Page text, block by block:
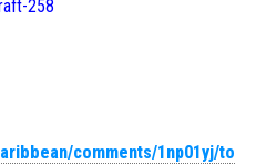
258
comments/1np01yj/to